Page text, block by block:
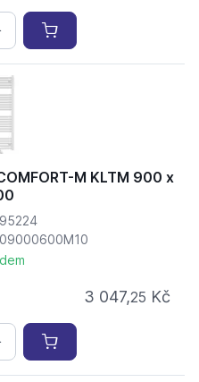
M KLTM 900 x
3 047,25 Kč